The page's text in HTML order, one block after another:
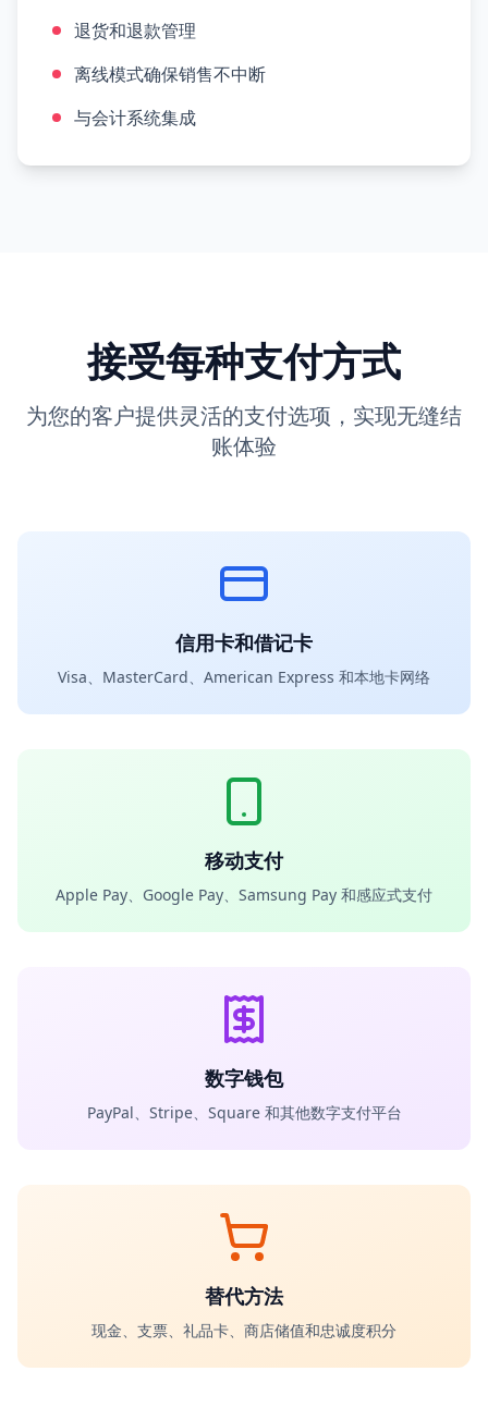
退货和退款管理
离线模式确保销售不中断
与会计系统集成
接受每种支付方式
为您的客户提供灵活的支付选项，实现无缝结
账体验
信用卡和借记卡
Visa、MasterCard、American Express 和本地卡网络
移动支付
Apple Pay、Google Pay、Samsung Pay 和感应式支付
数字钱包
PayPal、Stripe、Square 和其他数字支付平台
替代方法
现金、支票、礼品卡、商店储值和忠诚度积分